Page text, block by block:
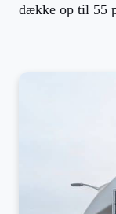
dække op til 55